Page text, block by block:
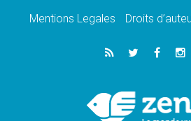
«La visite du Pape en
05.08.2026
Le nonce en Ukraine:
Léon XIV au Pérou, une
un peuple en quête de
Mentions Legales
Droits